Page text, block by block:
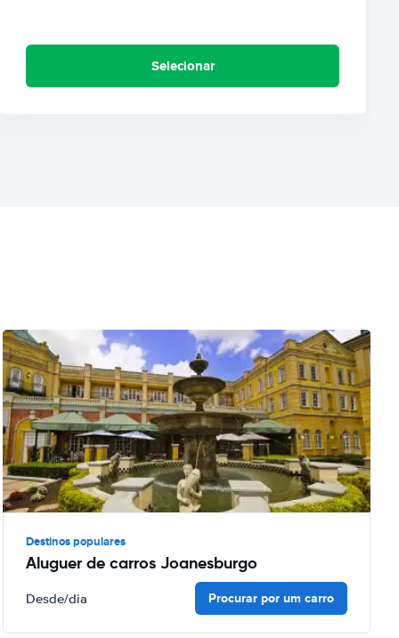
Selecionar
Destinos populares
Aluguer de carros Joanesburgo
Desde/dia Procurar por um carro